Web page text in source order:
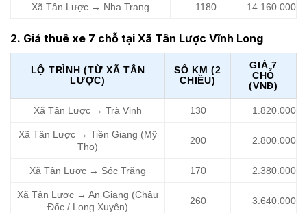
Xã Tân Lược → Nha Trang 1180 14.160.000
2. Giá thuê xe 7 chỗ tại Xã Tân Lược Vĩnh Long
LỘ TRÌNH (TỪ XÃ TÂN
LƯỢC)
SỐ KM (2
CHIỀU)
GIÁ 7
CHỖ
(VNĐ)
Xã Tân Lược → Trà Vinh 130 1.820.000
Xã Tân Lược → Tiền Giang (Mỹ
Tho)
200 2.800.000
Xã Tân Lược → Sóc Trăng 170 2.380.000
Xã Tân Lược → An Giang (Châu
Đốc / Long Xuyên)
260 3.640.000